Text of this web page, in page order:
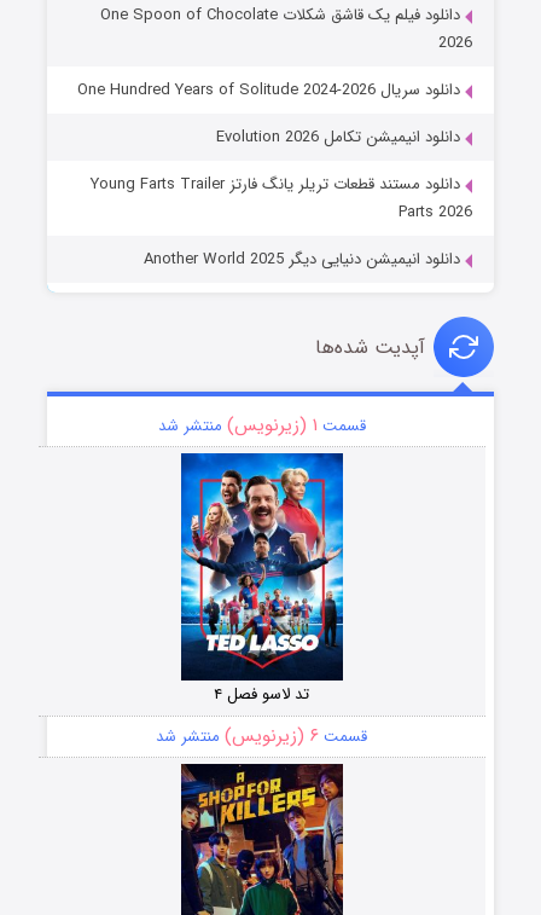
دانلود فیلم یک قاشق شکلات One Spoon of Chocolate
2026
دانلود سریال One Hundred Years of Solitude 2024-2026
دانلود انیمیشن تکامل Evolution 2026
دانلود مستند قطعات تریلر یانگ فارتز Young Farts Trailer
Parts 2026
دانلود انیمیشن دنیایی دیگر Another World 2025
آپدیت شده‌ها
قسمت ۱ (زیرنویس) منتشر شد
تد لاسو فصل ۴
قسمت ۶ (زیرنویس) منتشر شد